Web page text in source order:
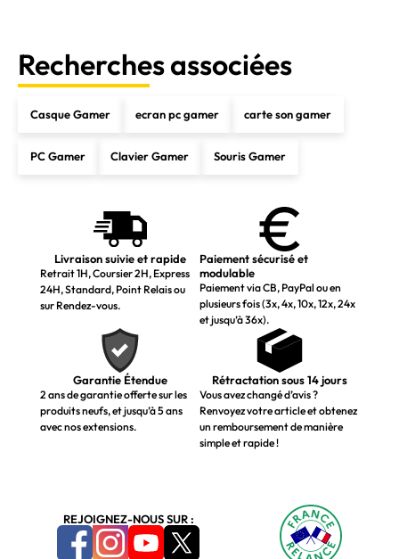
Recherches associées
Casque Gamer ecran pc gamer carte son gamer
PC Gamer Clavier Gamer Souris Gamer
Livraison suivie et rapide
Retrait 1H, Coursier 2H, Express
24H, Standard, Point Relais ou
sur Rendez-vous.
Paiement sécurisé et
modulable
Paiement via CB, PayPal ou en
plusieurs fois (3x, 4x, 10x, 12x, 24x
et jusqu’à 36x).
Garantie Étendue
2 ans de garantie offerte sur les
produits neufs, et jusqu’à 5 ans
avec nos extensions.
Rétractation sous 14 jours
Vous avez changé d’avis ?
Renvoyez votre article et obtenez
un remboursement de manière
simple et rapide !
REJOIGNEZ-NOUS SUR :